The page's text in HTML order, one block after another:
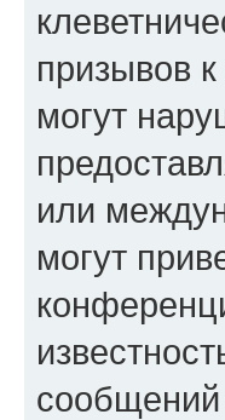
призывов
могут
или
могут
сообщений